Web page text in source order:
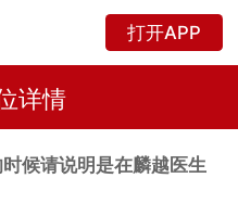
打开APP
详情
时候请说明是在麟越医生